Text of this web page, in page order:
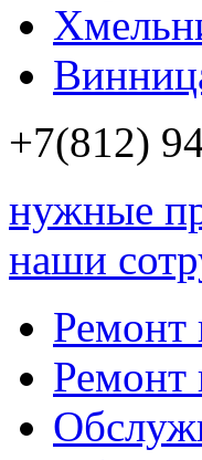
+7(812)
нужные
наши
Ремонт
Ремонт